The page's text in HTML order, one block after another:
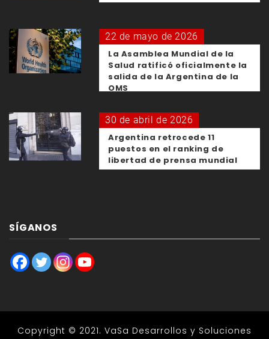
22 de mayo de 2026
La Asamblea Mundial de la
Salud ratificó oficialmente la
salida de la Argentina de la
OMS
30 de abril de 2026
Argentina retrocede 11
puestos en el ranking de
libertad de prensa mundial
SÍGANOS
Copyright © 2021. VaSa Desarrollos y Soluciones